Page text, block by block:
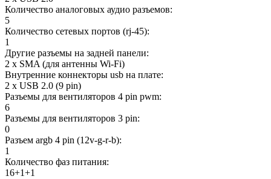
Количество аналоговых аудио разъемов:
5
Количество сетевых портов (rj-45):
1
Другие разъемы на задней панели:
2 x SMA (для антенны Wi-Fi)
Внутренние коннекторы usb на плате:
2 x USB 2.0 (9 pin)
Разъемы для вентиляторов 4 pin pwm:
6
Разъемы для вентиляторов 3 pin:
0
Разъем argb 4 pin (12v-g-r-b):
1
Количество фаз питания:
16+1+1